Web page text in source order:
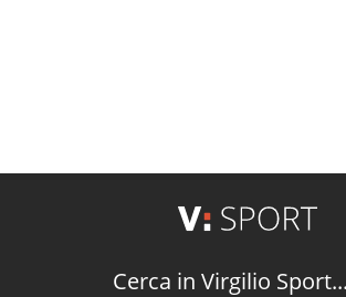
Cerca in Virgilio Sport...